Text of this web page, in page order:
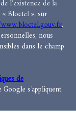
l’existence de la
Bloctel », sur
.
nous
dans le champ
de
s'appliquent.